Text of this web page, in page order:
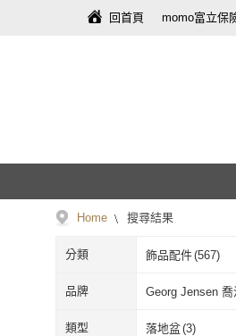
回首頁 momo富立保
Home 搜尋結果
分類 飾品配件(567)
母嬰/童 (3)
品牌
Georg Jensen 喬
Georg Jensen
類型 落地盆(3)